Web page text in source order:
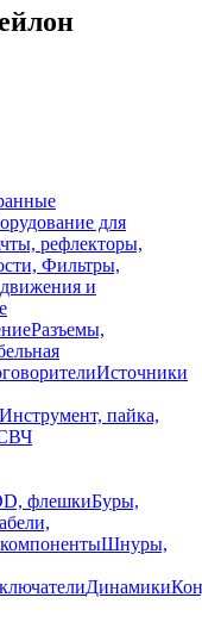
для
рефлекторы,
Фильтры,
и
Разъемы,
Источники
Инструмент, пайка,
флешкиБуры,
Шнуры,
Динамики